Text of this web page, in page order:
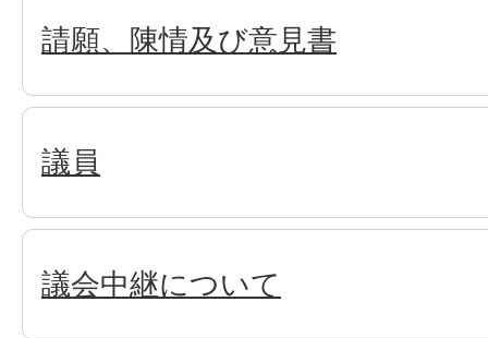
請願、陳情及び意見書
議員
議会中継について